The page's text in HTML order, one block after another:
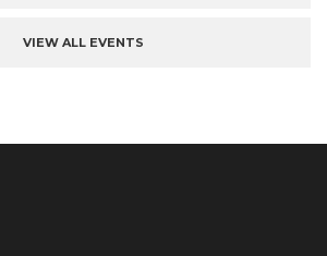
VIEW ALL EVENTS